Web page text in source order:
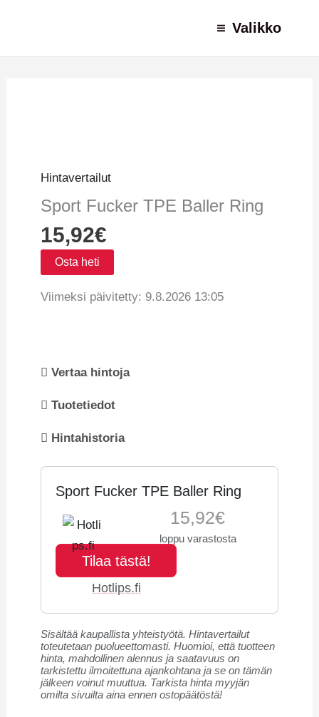
Valikko
Hintavertailut
Sport Fucker TPE Baller Ring
15,92€
Osta heti
Viimeksi päivitetty: 9.8.2026 13:05
Vertaa hintoja
Tuotetiedot
Hintahistoria
Sport Fucker TPE Baller Ring
15,92€
loppu varastosta
Tilaa tästä!
Hotlips.fi
Sisältää kaupallista yhteistyötä. Hintavertailut
toteutetaan puolueettomasti. Huomioi, että tuotteen
hinta, mahdollinen alennus ja saatavuus on
tarkistettu ilmoitettuna ajankohtana ja se on tämän
jälkeen voinut muuttua. Tarkista hinta myyjän
omilta sivuilta aina ennen ostopäätöstä!